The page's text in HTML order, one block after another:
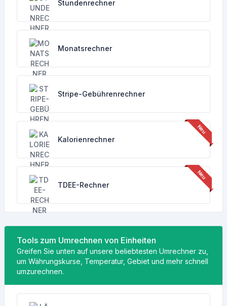
Stundenrechner
Monatsrechner
Stripe-Gebührenrechner
Kalorienrechner
TDEE-Rechner
Tools zum Umrechnen von Einheiten
Greifen Sie unten auf unsere beliebtesten Umrechner zu,
um Währungskurse, Temperatur, Gebiet und mehr schnell
umzurechnen.